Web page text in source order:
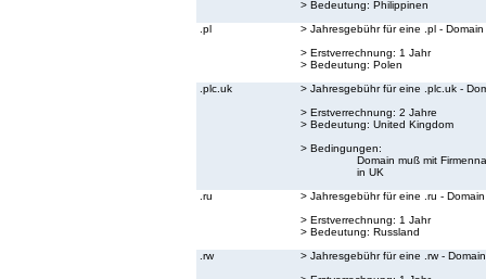
> Bedeutung: Philippinen
.pl
> Jahresgebühr für eine .pl - Domain
> Erstverrechnung: 1 Jahr
> Bedeutung: Polen
.plc.uk
> Jahresgebühr für eine .plc.uk -
> Erstverrechnung: 2 Jahre
> Bedeutung: United Kingdom
> Bedingungen:
Domain muß mit
in UK
.ru
> Jahresgebühr für eine .ru - Domain
> Erstverrechnung: 1 Jahr
> Bedeutung: Russland
.rw
> Jahresgebühr für eine .rw - Domain